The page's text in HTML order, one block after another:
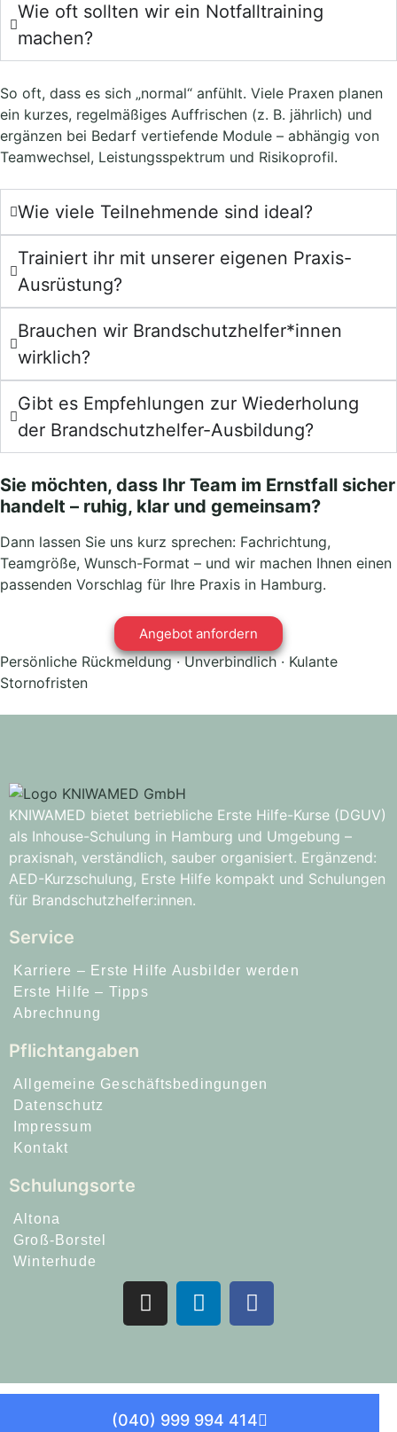
Wie oft sollten wir ein Notfalltraining
machen?
So oft, dass es sich „normal“ anfühlt. Viele Praxen planen
ein kurzes, regelmäßiges Auffrischen (z. B. jährlich) und
ergänzen bei Bedarf vertiefende Module – abhängig von
Teamwechsel, Leistungsspektrum und Risikoprofil.
Wie viele Teilnehmende sind ideal?
Trainiert ihr mit unserer eigenen Praxis-
Ausrüstung?
Brauchen wir Brandschutzhelfer*innen
wirklich?
Gibt es Empfehlungen zur Wiederholung
der Brandschutzhelfer-Ausbildung?
Sie möchten, dass Ihr Team im Ernstfall sicher
handelt – ruhig, klar und gemeinsam?
Dann lassen Sie uns kurz sprechen: Fachrichtung,
Teamgröße, Wunsch-Format – und wir machen Ihnen einen
passenden Vorschlag für Ihre Praxis in Hamburg.
Angebot anfordern
Persönliche Rückmeldung · Unverbindlich · Kulante
Stornofristen
KNIWAMED bietet betriebliche Erste Hilfe-Kurse (DGUV)
als Inhouse-Schulung in Hamburg und Umgebung –
praxisnah, verständlich, sauber organisiert. Ergänzend:
AED-Kurzschulung, Erste Hilfe kompakt und Schulungen
für Brandschutzhelfer:innen.
Service
Karriere – Erste Hilfe Ausbilder werden
Erste Hilfe – Tipps
Abrechnung
Pflichtangaben
Allgemeine Geschäftsbedingungen
Datenschutz
Impressum
Kontakt
Schulungsorte
Altona
Groß-Borstel
Winterhude
(040) 999 994 414